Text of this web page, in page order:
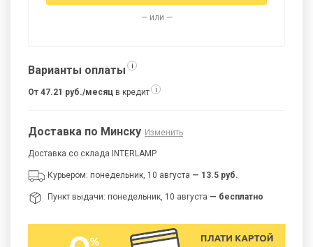
— или —
Варианты оплаты i
От 47.21 руб./месяц в кредит i
Доставка по Минску Изменить
Доставка со склада INTERLAMP
Курьером: понедельник, 10 августа — 13.5 руб.
Пункт выдачи: понедельник, 10 августа — бесплатно